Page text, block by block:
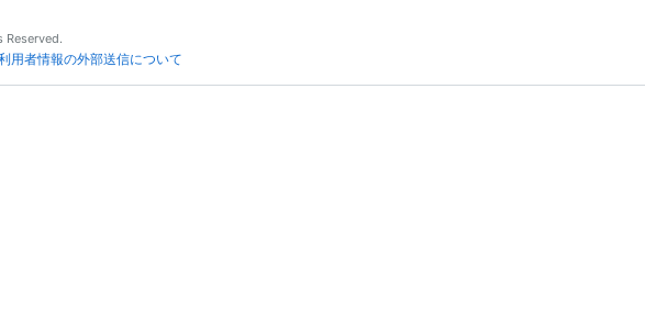
用者情報の外部送信について